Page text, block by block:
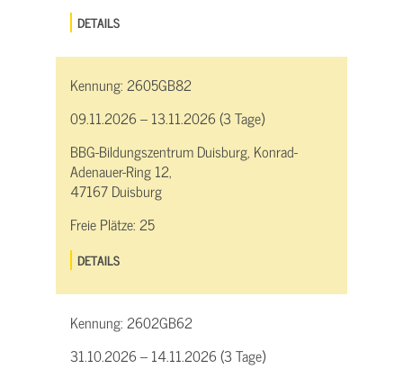
DETAILS
Kennung:2605GB82
09.11.2026 – 13.11.2026 (3 Tage)
BBG-Bildungszentrum Duisburg, Konrad-
Adenauer-Ring 12,
47167 Duisburg
Freie Plätze:25
DETAILS
Kennung:2602GB62
31.10.2026 – 14.11.2026 (3 Tage)